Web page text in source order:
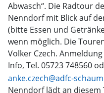
Abwasch“. Die Radtour
Nenndorf mit Blick auf
(bitte Essen und
wenn möglich. Die
Volker Czech.
Info, Tel. 05723 748560
anke.czech@adfc-
Nenndorf lädt an diesem